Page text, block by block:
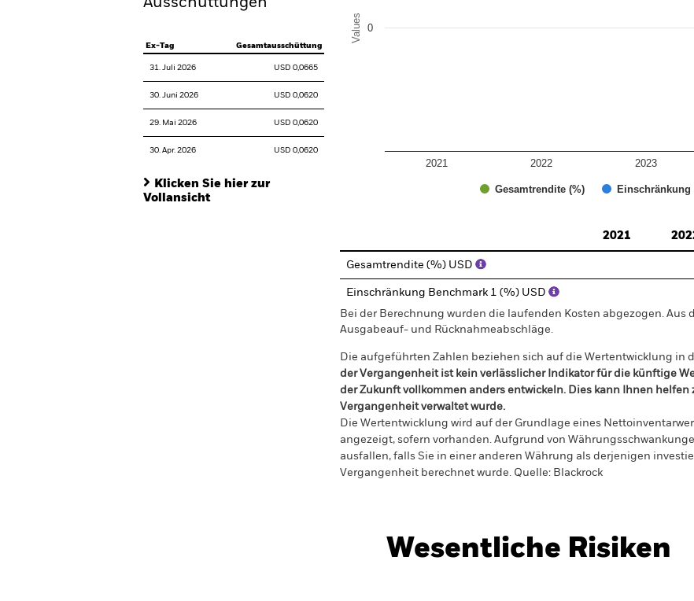
Ausschüttungen
Ex-Tag Gesamtausschüttung
31. Juli 2026 USD 0,0665
30. Juni 2026 USD 0,0620
29. Mai 2026 USD 0,0620
30. Apr. 2026 USD 0,0620
Klicken Sie hier zur
Vollansicht
Values
Gesamtrendite (%) Einschränkung
2021 2022 2023
0
2021
Gesamtrendite (%) USD
Einschränkung Benchmark 1 (%) USD
Bei der Berechnung wurden die laufenden Kosten abgezogen. Aus
Ausgabeauf- und Rücknahmeabschläge.
Die aufgeführten Zahlen beziehen sich auf die Wertentwicklung in
der Vergangenheit ist kein verlässlicher Indikator für die künftige
der Zukunft vollkommen anders entwickeln. Dies kann Ihnen helfen
Vergangenheit verwaltet wurde.
Die Wertentwicklung wird auf der Grundlage eines
angezeigt, sofern vorhanden. Aufgrund von
ausfallen, falls Sie in einer anderen Währung als derjenigen
Vergangenheit berechnet wurde. Quelle: Blackrock
Wesentliche Risiken